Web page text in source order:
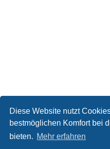
Diese Website nutzt
bestmöglichen Komfort bei
bieten. Mehr erfahren